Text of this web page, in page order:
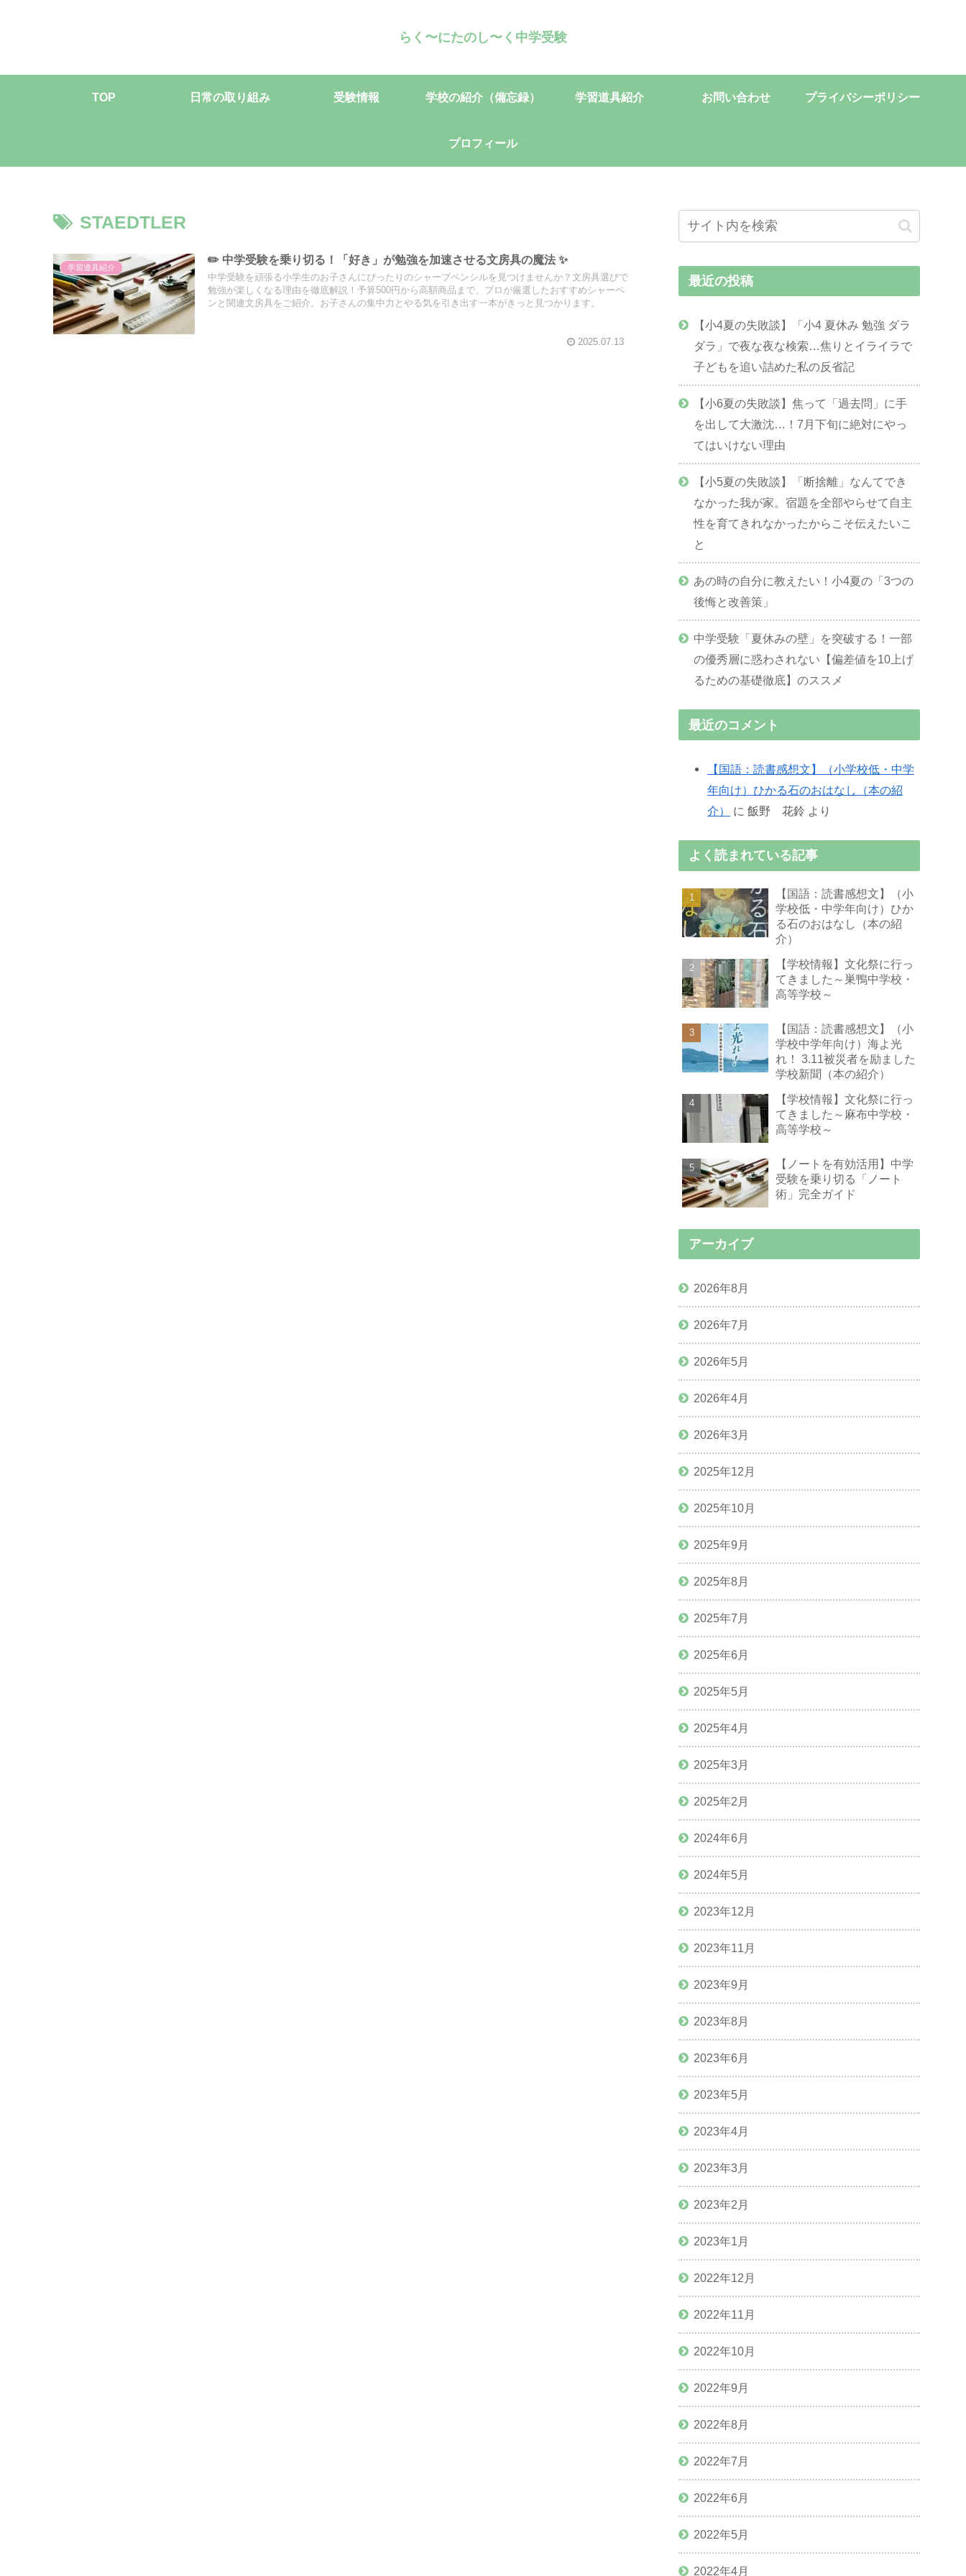
らく〜にたのし〜く中学受験
TOP 日常の取り組み 受験情報 学校の紹介（備忘録） 学習道具紹介 お問い合わせ プライバシーポリシー
プロフィール
STAEDTLER
学習道具紹介
✏️ 中学受験を乗り切る！「好き」が勉強を加速させる文房具の魔法 ✨
中学受験を頑張る小学生のお子さんにぴったりのシャープペンシルを見つけませんか？文房具選びで
勉強が楽しくなる理由を徹底解説！予算500円から高額商品まで、プロが厳選したおすすめシャーペ
ンと関連文房具をご紹介。お子さんの集中力とやる気を引き出す一本がきっと見つかります。
2025.07.13
最近の投稿
【小4夏の失敗談】「小4 夏休み 勉強 ダラ
ダラ」で夜な夜な検索…焦りとイライラで
子どもを追い詰めた私の反省記
【小6夏の失敗談】焦って「過去問」に手
を出して大激沈…！7月下旬に絶対にやっ
てはいけない理由
【小5夏の失敗談】「断捨離」なんてでき
なかった我が家。宿題を全部やらせて自主
性を育てきれなかったからこそ伝えたいこ
と
あの時の自分に教えたい！小4夏の「3つの
後悔と改善策」
中学受験「夏休みの壁」を突破する！一部
の優秀層に惑わされない【偏差値を10上げ
るための基礎徹底】のススメ
最近のコメント
【国語：読書感想文】（小学校低・中学
年向け）ひかる石のおはなし（本の紹
介）
に 飯野 花鈴 より
よく読まれている記事
【国語：読書感想文】（小
学校低・中学年向け）ひか
る石のおはなし（本の紹
介）
【学校情報】文化祭に行っ
てきました～巣鴨中学校・
高等学校～
【国語：読書感想文】（小
学校中学年向け）海よ光
れ！ 3.11被災者を励ました
学校新聞（本の紹介）
【学校情報】文化祭に行っ
てきました～麻布中学校・
高等学校～
【ノートを有効活用】中学
受験を乗り切る「ノート
術」完全ガイド
アーカイブ
2026年8月
2026年7月
2026年5月
2026年4月
2026年3月
2025年12月
2025年10月
2025年9月
2025年8月
2025年7月
2025年6月
2025年5月
2025年4月
2025年3月
2025年2月
2024年6月
2024年5月
2023年12月
2023年11月
2023年9月
2023年8月
2023年6月
2023年5月
2023年4月
2023年3月
2023年2月
2023年1月
2022年12月
2022年11月
2022年10月
2022年9月
2022年8月
2022年7月
2022年6月
2022年5月
2022年4月